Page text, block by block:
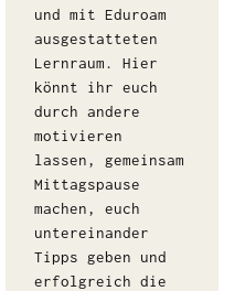
und mit Eduroam
ausgestatteten
Lernraum. Hier
könnt ihr euch
durch andere
motivieren
lassen, gemeinsam
Mittagspause
machen, euch
untereinander
Tipps geben und
erfolgreich die